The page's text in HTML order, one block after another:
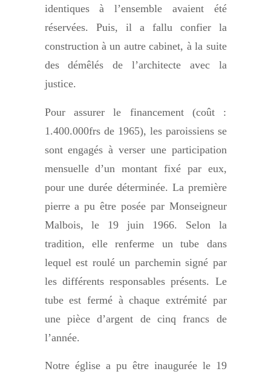
identiques à l’ensemble avaient été
réservées. Puis, il a fallu confier la
construction à un autre cabinet, à la suite
des démêlés de l’architecte avec la
justice.
Pour assurer le financement (coût :
1.400.000frs de 1965), les paroissiens se
sont engagés à verser une participation
mensuelle d’un montant fixé par eux,
pour une durée déterminée. La première
pierre a pu être posée par Monseigneur
Malbois, le 19 juin 1966. Selon la
tradition, elle renferme un tube dans
lequel est roulé un parchemin signé par
les différents responsables présents. Le
tube est fermé à chaque extrémité par
une pièce d’argent de cinq francs de
l’année.
Notre église a pu être inaugurée le 19